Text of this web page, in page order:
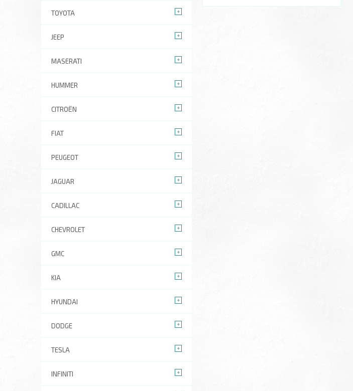
TOYOTA
JEEP
MASERATI
HUMMER
CITROËN
FIAT
PEUGEOT
JAGUAR
CADILLAC
CHEVROLET
GMC
KIA
HYUNDAI
DODGE
TESLA
INFINITI